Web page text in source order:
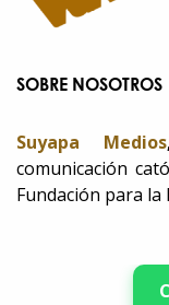
SOBRE NOSOTROS
Suyapa Medios
comunicación
Fundación para la